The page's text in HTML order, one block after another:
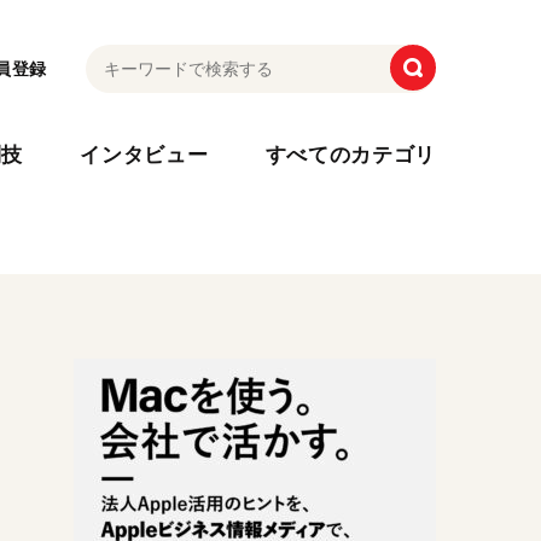
登録
インタビュー すべてのカテゴリ